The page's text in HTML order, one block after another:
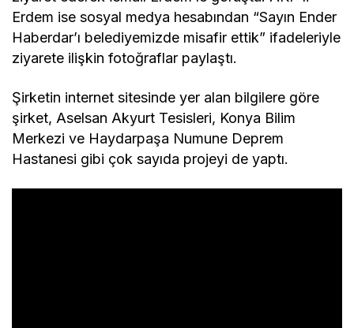
Erdem ise sosyal medya hesabından “Sayın Ender
Haberdar’ı belediyemizde misafir ettik” ifadeleriyle
ziyarete ilişkin fotoğraflar paylaştı.
Şirketin internet sitesinde yer alan bilgilere göre
şirket, Aselsan Akyurt Tesisleri, Konya Bilim
Merkezi ve Haydarpaşa Numune Deprem
Hastanesi gibi çok sayıda projeyi de yaptı.